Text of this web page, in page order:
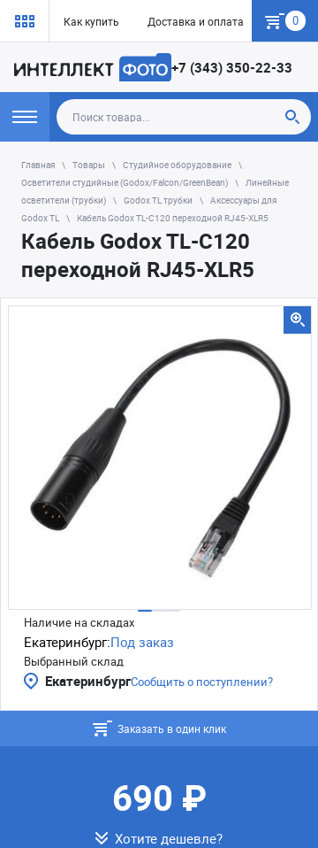
Как купить Доставка и оплата Гарантия
0
+7 (343) 350-22-33
Главная Товары
Студийное оборудование
Осветители студийные (Godox/Falcon/GreenBean)
Линейные
осветители (трубки)
Godox TL трубки
Аксессуары для
Godox TL
Кабель Godox TL-C120 переходной RJ45-XLR5
Кабель Godox TL-C120
переходной RJ45-XLR5
Наличие на складах
Екатеринбург:Под заказ
Выбранный склад
ЕкатеринбургСообщить о поступлении?
Заказать в один клик
690 ₽
Хотите дешевле?